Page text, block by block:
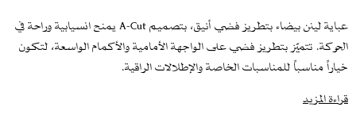
عباية لينن بيضاء بتطريز فضي أنيق، بتصميم A-Cut يمنح انسيابية وراحة في
الحركة. تتميّز بتطريز فضي على الواجهة الأمامية والأكمام الواسعة، لتكون
خياراً مناسباً للمناسبات الخاصة والإطلالات الراقية.
اللون: أبيض مع تطريز فضي
قراءة المزيد